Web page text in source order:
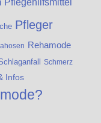
Pflegehilfsmittel
Pfleger
Rehamode
Schmerz
Infos